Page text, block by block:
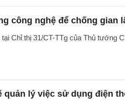
công nghệ để chống gian
Chỉ thị 31/CT-TTg của Thủ tướng
quản lý việc sử dụng điện